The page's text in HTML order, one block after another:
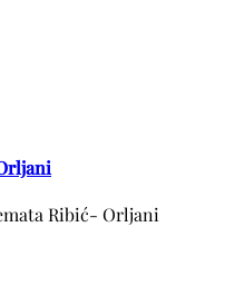
Ribić- Orljani